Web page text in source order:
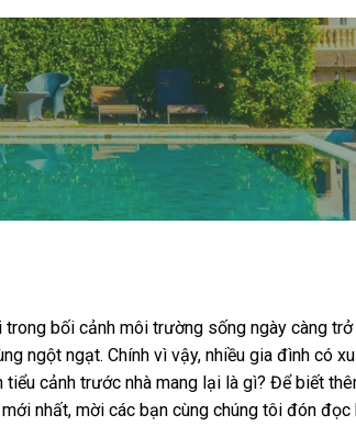
bối cảnh môi trường sống ngày càng trở
ngột ngạt. Chính vì vậy, nhiều gia đình có
cảnh trước nhà mang lại là gì? Để biết
nhất, mời các bạn cùng chúng tôi đón đọc